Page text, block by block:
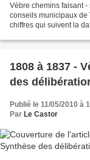
Vèbre chemins faisant
conseils municipaux
chiffres qui suivent la
1808 à 1837 -
des
Publié le 11/05/2010 à
Par Le Castor